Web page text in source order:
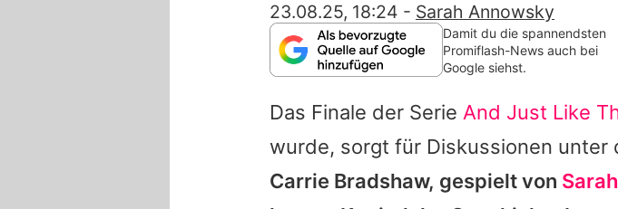
Familie
Alle Themen
23.08.25, 18:24 - Sarah Annowsky
Damit du die spannendsten
Promiflash-News auch bei
Google siehst.
Das Finale der Serie And Just Like
wurde, sorgt für Diskussionen unter
Carrie Bradshaw, gespielt von